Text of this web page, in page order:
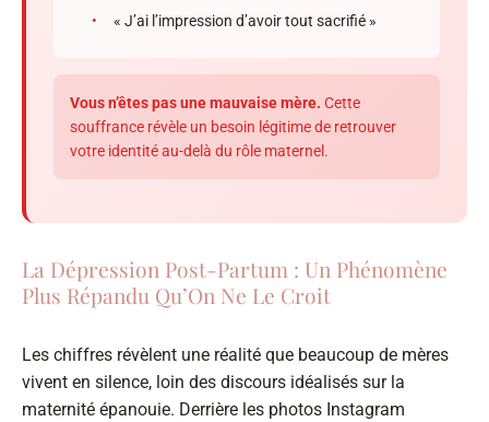
•
« J’ai l’impression d’avoir tout sacrifié »
Vous n’êtes pas une mauvaise mère. Cette
souffrance révèle un besoin légitime de retrouver
votre identité au-delà du rôle maternel.
La Dépression Post-Partum : Un Phénomène
Plus Répandu Qu’On Ne Le Croit
Les chiffres révèlent une réalité que beaucoup de mères
vivent en silence, loin des discours idéalisés sur la
maternité épanouie. Derrière les photos Instagram